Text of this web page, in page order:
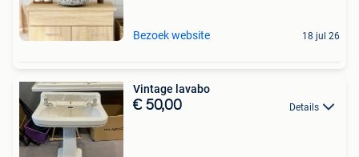
Bezoek website 18 jul 26
Vintage lavabo
€ 50,00 Details